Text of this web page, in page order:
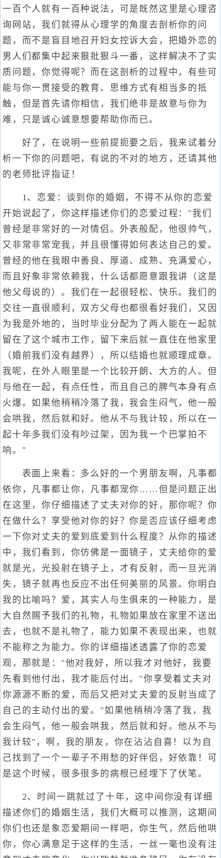
一百个人就有一百种说法，可是既然这里是心理咨
询网站，我们就得从心理学的角度去剖析你的问
题，而不是盲目地召开妇女控诉大会，把婚外恋的
男人们都集中起来狠批狠斗一番，这样解决不了实
质问题，你觉得呢？而在这剖析的过程中，有些可
能与你一贯接受的教育、思维方式有相当多的抵
触，但是首先请你相信，我们绝非是故意与你为
难，只是诚心诚意想要帮助你而已。
好了，在说明一些前提扼要之后，我来试着分
析一下你的问题吧，有说的不对的地方，还请其他
的老师批评指证！
1、恋爱：谈到你的婚姻，不得不从你的恋爱
开始说起了，你这样描述你们的恋爱过程："我们
曾经是非常好的一对情侣。外表般配，他很帅气，
又非常非常宠我，并且很懂得如何表达自己的爱。
曾经的他在我眼中善良、厚道、成熟、充满爱心，
而且好象非常依赖我，什么话都愿意跟我讲（这是
他父母说的）。我们在一起很轻松、快乐。我们的
交往一直很顺利，双方父母也都很看好我们，又因
为我是外地的，当时毕业分配为了两人能在一起就
留在了这个城市工作，留下来后就一直住在他家里
（婚前我们没有越界），所以结婚也就顺理成章。
我呢，在外人眼里是一个比较开朗、大方的人。但
与他在一起，有点任性，而且自己的脾气本身有点
火爆。如果他稍稍冷落了我，我会生闷气，他一般
会哄我，然后就和好。他从不与我计较，所以在一
起十年多我们没有吵过架，因为我一个巴掌拍不
响。"
表面上来看：多么好的一个男朋友啊，凡事都
依你，凡事都让你，凡事都宠你……但是问题正出
在这里，你仔细描述了丈夫对你的好，那你呢？你
在做什么？享受他对你的好？你是否应该仔细考虑
一下你对丈夫的爱到底爱到什么程度？从你的描述
中，我们看到，你仿佛是一面镜子，丈夫给你的爱
就是光，光投射在镜子上，才有反射，而一旦光消
失，镜子就再也反应不出任何美丽的风景。你明白
我的比喻吗？爱，其实人与生俱来的一种能力，是
大自然赐予我们的礼物，礼物如果放在家里不送出
去，也就不是礼物了，能力如果不表现出来，也就
不能称之为能力。你的详细描述透露了你的恋爱
观，那就是："他对我好，所以我才对他好，我要
先看到他付出，我才能后付出。"你享受着丈夫对
你源源不断的爱，而后又把对丈夫爱的反射当成了
自己的主动付出的爱。"如果他稍稍冷落了我，我
会生闷气，他一般会哄我，然后就和好。他从不与
我计较"，啊，我的朋友，你在沾沾自喜！以为自
己找到了一个一辈子不用愁的好伴侣，好依靠！可
是这个时候，很多很多的病根已经埋下了伏笔。
2、时间一跳就过了十年，这中间你没有详细
描述你们的婚姻生活，我们大概可以推测，这期间
你们也还是象恋爱期间一样吧，你生气，然后他哄
你，你心满意足于这样的生活，一丝一毫也没有注